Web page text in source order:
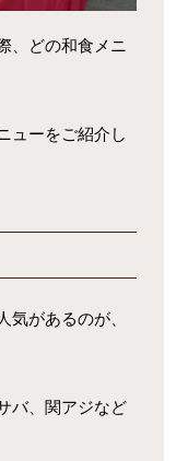
、どの和食メニ
ューをご紹介し
気があるのが、
バ、関アジなど